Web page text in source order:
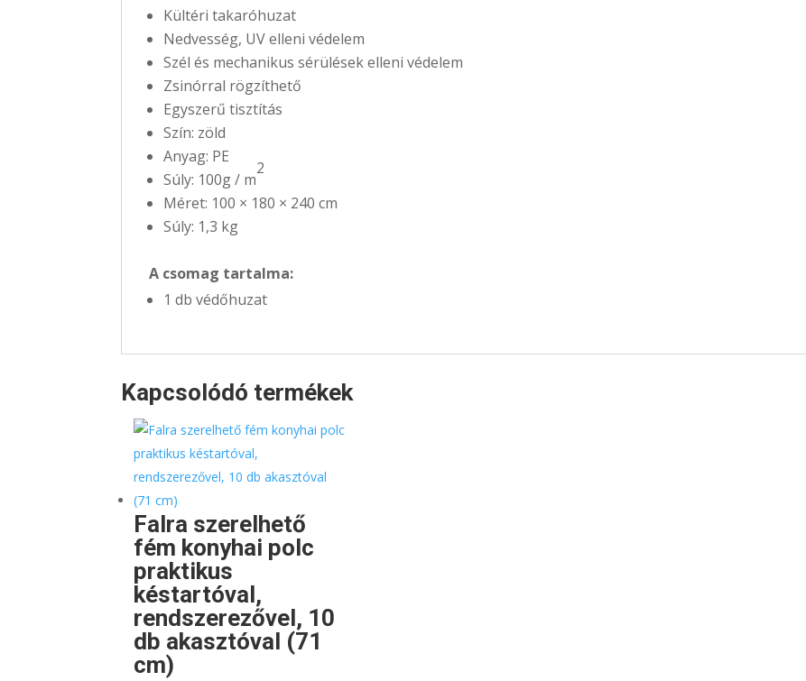
Kültéri takaróhuzat
Nedvesség, UV elleni védelem
Szél és mechanikus sérülések elleni védelem
Zsinórral rögzíthető
Egyszerű tisztítás
Szín: zöld
Anyag: PE
Súly: 100g / m
2
Méret: 100 × 180 × 240 cm
Súly: 1,3 kg
A csomag tartalma:
1 db védőhuzat
Kapcsolódó termékek
Falra szerelhető
fém konyhai polc
praktikus
késtartóval,
rendszerezővel, 10
db akasztóval (71
cm)